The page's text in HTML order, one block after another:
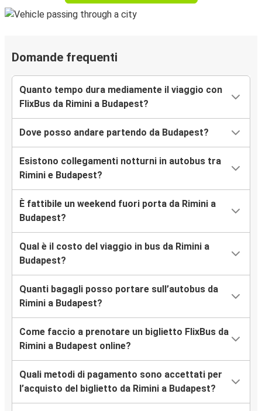
Domande frequenti
Quanto tempo dura mediamente il viaggio con
FlixBus da Rimini a Budapest?
Dove posso andare partendo da Budapest?
Esistono collegamenti notturni in autobus tra
Rimini e Budapest?
È fattibile un weekend fuori porta da Rimini a
Budapest?
Qual è il costo del viaggio in bus da Rimini a
Budapest?
Quanti bagagli posso portare sull’autobus da
Rimini a Budapest?
Come faccio a prenotare un biglietto FlixBus da
Rimini a Budapest online?
Quali metodi di pagamento sono accettati per
l’acquisto del biglietto da Rimini a Budapest?